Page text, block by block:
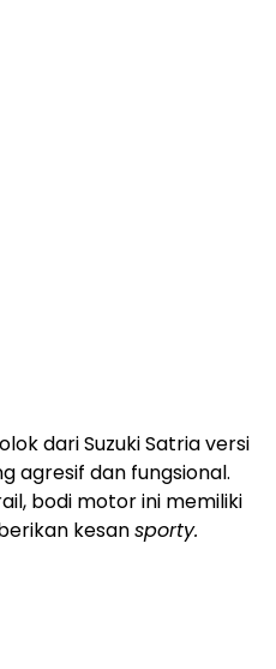
dari Suzuki Satria versi
agresif dan fungsional.
bodi motor ini memiliki
kesansporty.